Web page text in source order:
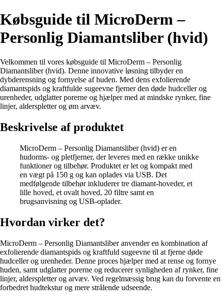
Købsguide til MicroDerm –
Personlig Diamantsliber (hvid)
Velkommen til vores købsguide til MicroDerm – Personlig
Diamantsliber (hvid). Denne innovative løsning tilbyder en
dybderensning og fornyelse af huden. Med dens exfolierende
diamantspids og kraftfulde sugeevne fjerner den døde hudceller og
urenheder, udglatter porerne og hjælper med at mindske rynker, fine
linjer, alderspletter og øm arvæv.
Beskrivelse af produktet
MicroDerm – Personlig Diamantsliber (hvid) er en
hudorms- og pletfjerner, der leveres med en række unikke
funktioner og tilbehør. Produktet er let og kompakt med
en vægt på 150 g og kan oplades via USB. Det
medfølgende tilbehør inkluderer tre diamant-hoveder, et
lille hoved, et ovalt hoved, 20 filtre samt en
brugsanvisning og USB-oplader.
Hvordan virker det?
MicroDerm – Personlig Diamantsliber anvender en kombination af
exfolierende diamantspids og kraftfuld sugeevne til at fjerne døde
hudceller og urenheder. Denne proces hjælper med at rense og fornye
huden, samt udglatter porerne og reducerer synligheden af rynker, fine
linjer, alderspletter og arvæv. Ved regelmæssig brug kan du forvente en
forbedret hudtekstur og mere strålende udseende.